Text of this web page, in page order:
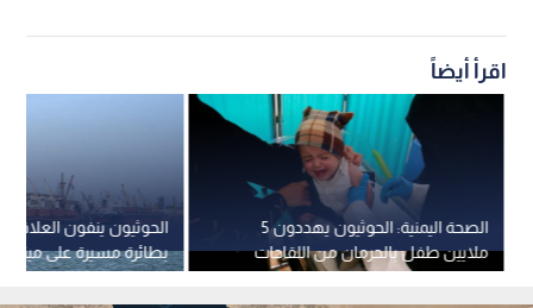
اقرأ أيضاً
الحوثيون ينفون العلاقة
بطائرة مسيرة على ميناء
المصري
الصحة اليمنية: الحوثيون يهددون 5
ملايين طفل بالحرمان من اللقاحات